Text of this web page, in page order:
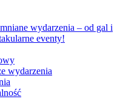
wydarzenia – od gal i
eventy!
wydarzenia